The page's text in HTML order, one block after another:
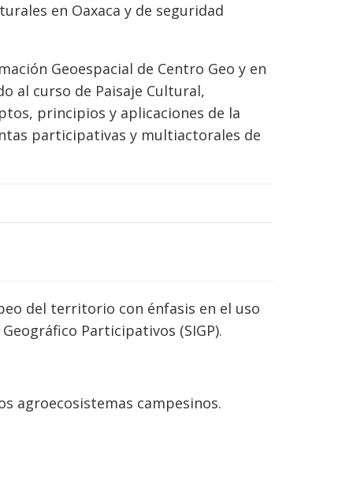
en Oaxaca y de seguridad
Geoespacial de Centro Geo y en
al curso de Paisaje Cultural,
principios y aplicaciones de la
participativas y multiactorales de
del territorio con énfasis en el uso
Participativos (SIGP).
agroecosistemas campesinos.